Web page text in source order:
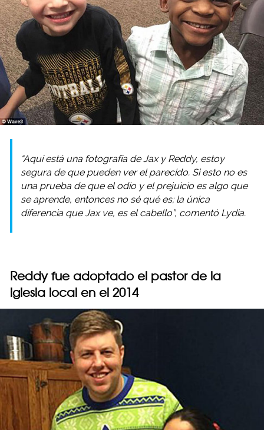
“Aquí está una fotografía de Jax y Reddy, estoy
segura de que pueden ver el parecido. Si esto no es
una prueba de que el odio y el prejuicio es algo que
se aprende, entonces no sé qué es; la única
diferencia que Jax ve, es el cabello”, comentó Lydia.
Reddy fue adoptado el pastor de la
iglesia local en el 2014